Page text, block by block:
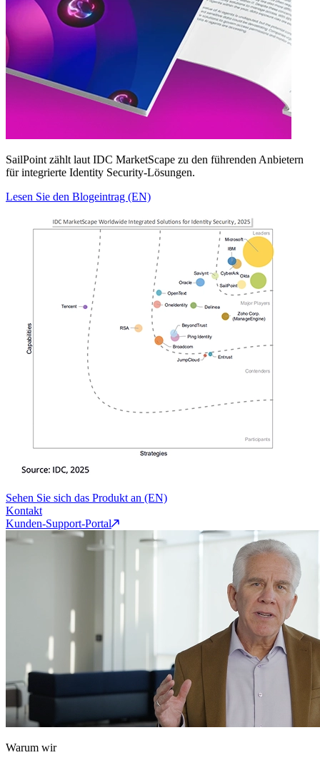
SailPoint zählt laut IDC MarketScape zu den führenden Anbietern
für integrierte Identity Security‑Lösungen.
Lesen Sie den Blogeintrag (EN)
Sehen Sie sich das Produkt an (EN)
Kontakt
Kunden-Support-Portal
Warum wir